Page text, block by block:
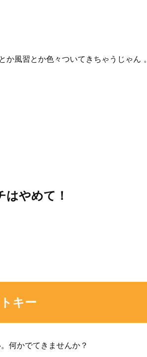
風習とか色々ついてきちゃうじゃん 。
やめて！
キー
何かでてきませんか？